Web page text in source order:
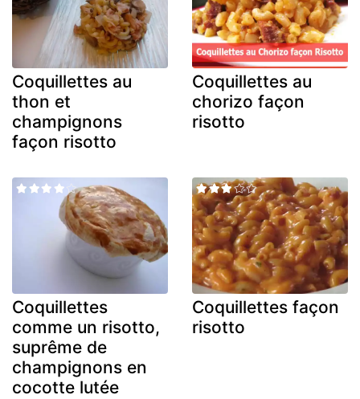
Coquillettes au
thon et
champignons
façon risotto
Coquillettes au
chorizo façon
risotto
Coquillettes
comme un risotto,
suprême de
champignons en
cocotte lutée
Coquillettes façon
risotto